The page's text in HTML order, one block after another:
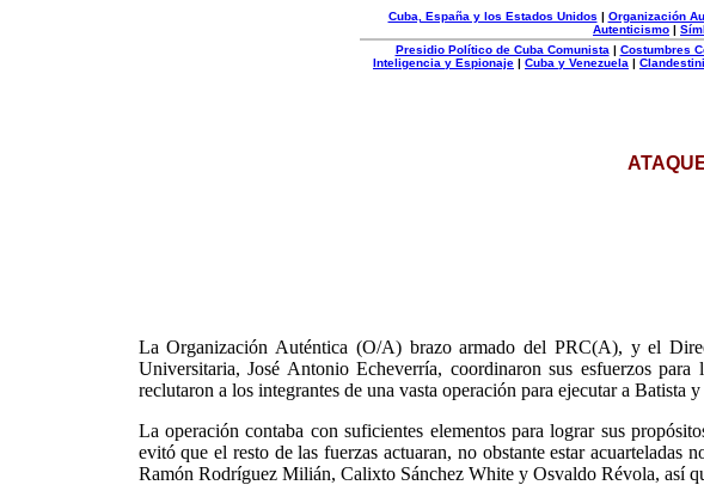
Cuba, España y los Estados Unidos | Organización
Autenticismo |
Presidio Político de Cuba Comunista | Costumbres
Inteligencia y Espionaje | Cuba y Venezuela |
La Organización Auténtica (O/A) brazo armado del PRC(A), y el
Universitaria, José Antonio Echeverría, coordinaron sus esfuerzos
reclutaron a los integrantes de una vasta operación para ejecutar a Batista
La operación contaba con suficientes elementos para lograr sus
evitó que el resto de las fuerzas actuaran, no obstante estar
Ramón Rodríguez Milián, Calixto Sánchez White y Osvaldo Révola, así